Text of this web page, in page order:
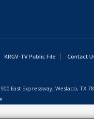
KRGV-TV Public File Contact
East Expressway, Weslaco, TX